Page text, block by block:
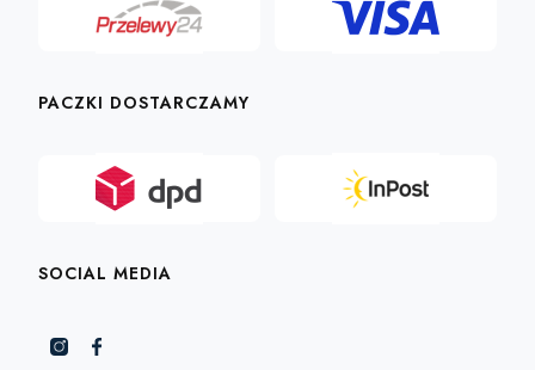
PACZKI DOSTARCZAMY
SOCIAL MEDIA